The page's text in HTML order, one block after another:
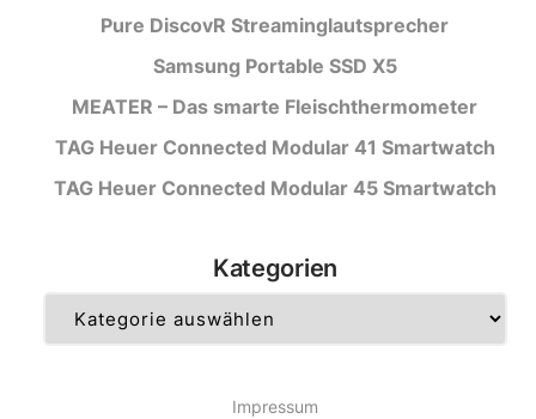
Pure DiscovR Streaminglautsprecher
Samsung Portable SSD X5
MEATER – Das smarte Fleischthermometer
TAG Heuer Connected Modular 41 Smartwatch
TAG Heuer Connected Modular 45 Smartwatch
Kategorien
Impressum